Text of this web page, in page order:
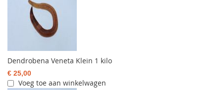
Dendrobena Veneta Klein 1 kilo
€ 25,00
Voeg toe aan winkelwagen